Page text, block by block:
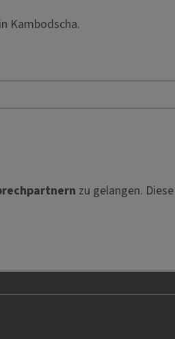
Kambodscha.
zu gelangen. Diese